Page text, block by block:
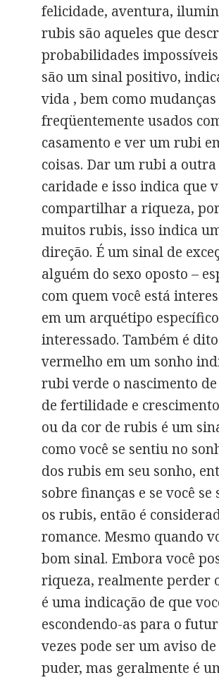
felicidade, aventura,
rubis são aqueles que
probabilidades
são um sinal positivo,
vida , bem como
freqüentemente usados
casamento e ver um rubi
coisas. Dar um rubi a
caridade e isso indica que
compartilhar a riqueza,
muitos rubis, isso indica
direção. É um sinal de
alguém do sexo oposto –
com quem você está
em um arquétipo
interessado. Também é
vermelho em um sonho
rubi verde o nascimento
de fertilidade e
ou da cor de rubis é um
como você se sentiu no
dos rubis em seu sonho,
sobre finanças e se você
os rubis, então é
romance. Mesmo quando
bom sinal. Embora você
riqueza, realmente perder
é uma indicação de que
escondendo-as para o
vezes pode ser um aviso
puder, mas geralmente é